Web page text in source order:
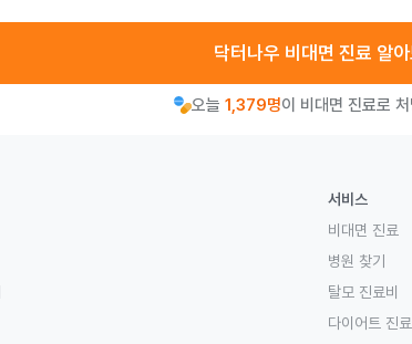
닥터나우 비대면 진료 알아
오늘 1,379명이 비대면 진료로
서비스
비대면 진료
병원 찾기
탈모 진료비
다이어트 진료